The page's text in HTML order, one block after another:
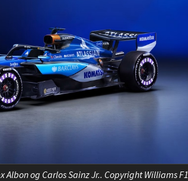
Albon og Carlos Sainz Jr.. Copyright Williams F1